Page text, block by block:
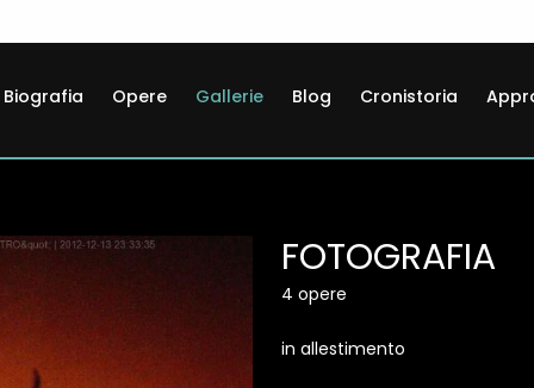
Biografia Opere Gallerie Blog Cronistoria
FOTOGRAFIA
4 opere
in allestimento